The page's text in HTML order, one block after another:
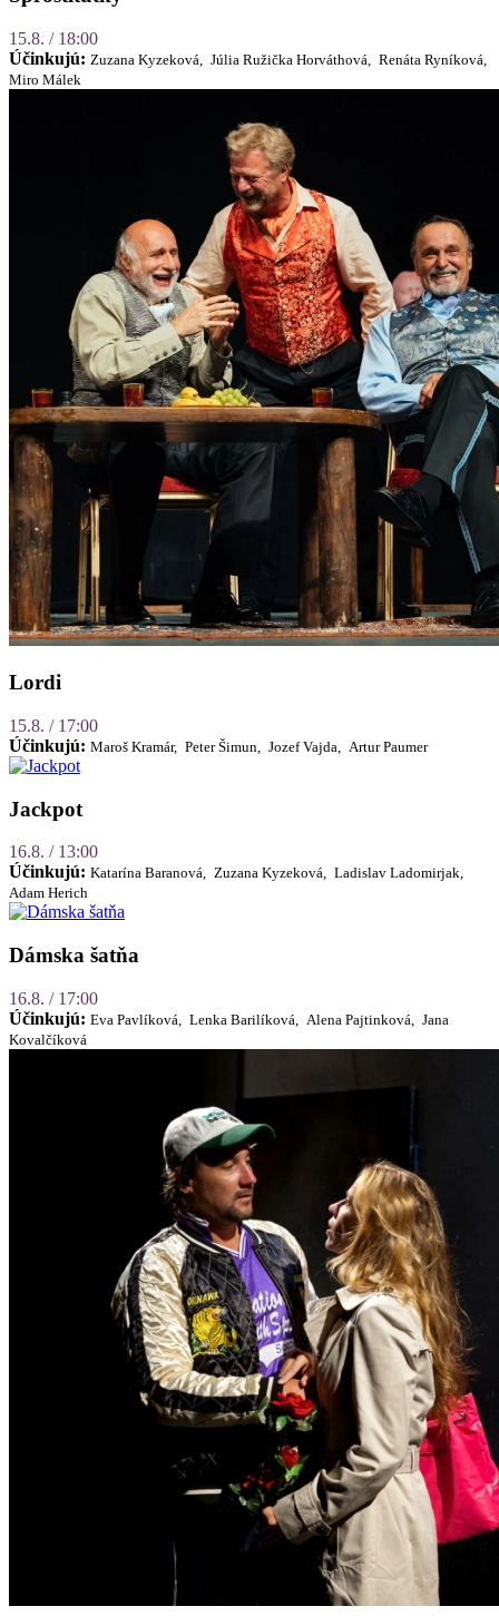
15.8. / 18:00
Účinkujú: Zuzana Kyzeková, Júlia Ružička Horváthová,
Renáta Ryníková,
Miro Málek
Lordi
15.8. / 17:00
Účinkujú: Maroš Kramár, Peter Šimun, Jozef Vajda, Artur Paumer
Jackpot
16.8. / 13:00
Účinkujú: Katarína Baranová, Zuzana Kyzeková, Ladislav Ladomirjak,
Adam Herich
Dámska šatňa
16.8. / 17:00
Účinkujú: Eva Pavlíková, Lenka Barilíková, Alena Pajtinková,
Jana
Kovalčíková